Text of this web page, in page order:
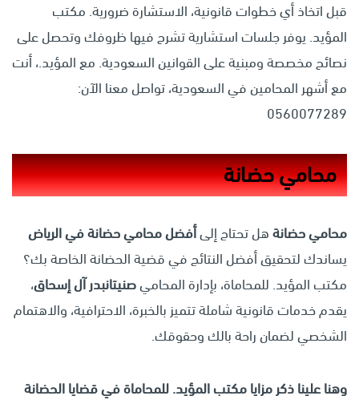
قبل اتخاذ أي خطوات قانونية، الاستشارة ضرورية. مكتب
المؤيد. يوفر جلسات استشارية تشرح فيها ظروفك وتحصل على
نصائح مخصصة ومبنية على القوانين السعودية. مع المؤيد.، أنت
مع أشهر المحامين في السعودية، تواصل معنا الآن:
0560077289
محامي حضانة
محامي حضانةهل تحتاج إلىأفضل محامي حضانة في الرياض
يساندك لتحقيق أفضل النتائج في قضية الحضانة الخاصة بك؟
مكتب المؤيد. للمحاماة، بإدارة المحاميصنيتانبدر آل إسحاق،
يقدم خدمات قانونية شاملة تتميز بالخبرة، الاحترافية، والاهتمام
الشخصي لضمان راحة بالك وحقوقك.
وهنا علينا ذكر مزايا مكتب المؤيد. للمحاماة في قضايا الحضانة